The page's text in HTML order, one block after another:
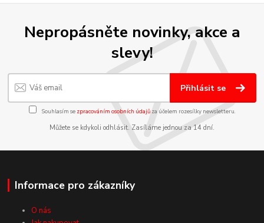
Nepropásněte novinky, akce a
slevy!
Přihlásit se
Souhlasím se zpracováním osobních údajůza účelem rozesílky newsletteru.
Můžete se kdykoli odhlásit. Zasíláme jednou za 14 dní.
Informace pro zákazníky
O nás